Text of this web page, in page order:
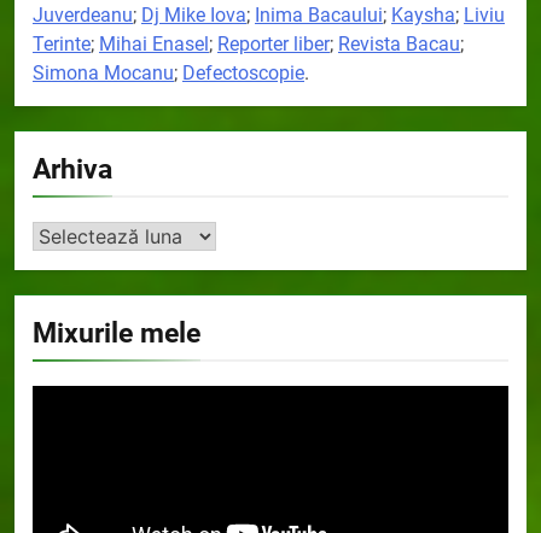
Juverdeanu; Dj Mike Iova; Inima Bacaului; Kaysha; Liviu
Terinte; Mihai Enasel; Reporter liber; Revista Bacau;
Simona Mocanu; Defectoscopie.
Arhiva
Arhiva
Mixurile mele